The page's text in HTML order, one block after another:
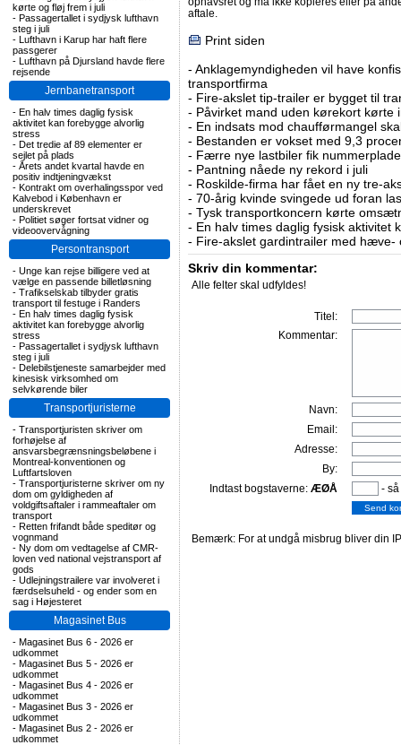
kørte og fløj frem i juli
- Passagertallet i sydjysk lufthavn
steg i juli
- Lufthavn i Karup har haft flere
passgerer
- Lufthavn på Djursland havde flere
rejsende
Jernbanetransport
- En halv times daglig fysisk
aktivitet kan forebygge alvorlig
stress
- Det tredie af 89 elementer er
sejlet på plads
- Årets andet kvartal havde en
positiv indtjeningvækst
- Kontrakt om overhalingsspor ved
Kalvebod i København er
underskrevet
- Politiet søger fortsat vidner og
videoovervågning
Persontransport
- Unge kan rejse billigere ved at
vælge en passende billetløsning
- Trafikselskab tilbyder gratis
transport til festuge i Randers
- En halv times daglig fysisk
aktivitet kan forebygge alvorlig
stress
- Passagertallet i sydjysk lufthavn
steg i juli
- Delebilstjeneste samarbejder med
kinesisk virksomhed om
selvkørende biler
Transportjuristerne
- Transportjuristen skriver om
forhøjelse af
ansvarsbegrænsningsbeløbene i
Montreal-konventionen og
Luftfartsloven
- Transportjuristerne skriver om ny
dom om gyldigheden af
voldgiftsaftaler i rammeaftaler om
transport
- Retten frifandt både speditør og
vognmand
- Ny dom om vedtagelse af CMR-
loven ved national vejstransport af
gods
- Udlejningstrailere var involveret i
færdselsuheld - og ender som en
sag i Højesteret
Magasinet Bus
- Magasinet Bus 6 - 2026 er
udkommet
- Magasinet Bus 5 - 2026 er
udkommet
- Magasinet Bus 4 - 2026 er
udkommet
- Magasinet Bus 3 - 2026 er
udkommet
- Magasinet Bus 2 - 2026 er
udkommet
aftale.
Print siden
- Anklagemyndigheden vil have
transportfirma
- Fire-akslet tip-trailer er bygget til
- Påvirket mand uden kørekort kørte
- En indsats mod chaufførmangel
- Bestanden er vokset med 9,3
- Færre nye lastbiler fik
- Pantning nåede ny rekord i juli
- Roskilde-firma har fået en ny tre-
- 70-årig kvinde svingede ud foran
- Tysk transportkoncern kørte
- En halv times daglig fysisk aktivitet
- Fire-akslet gardintrailer med hæve-
Skriv din kommentar:
Alle felter skal udfyldes!
Titel:
Kommentar:
Navn:
Email:
Adresse:
By:
Indtast bogstaverne: ÆØÅ -
Bemærk: For at undgå misbrug bliver din